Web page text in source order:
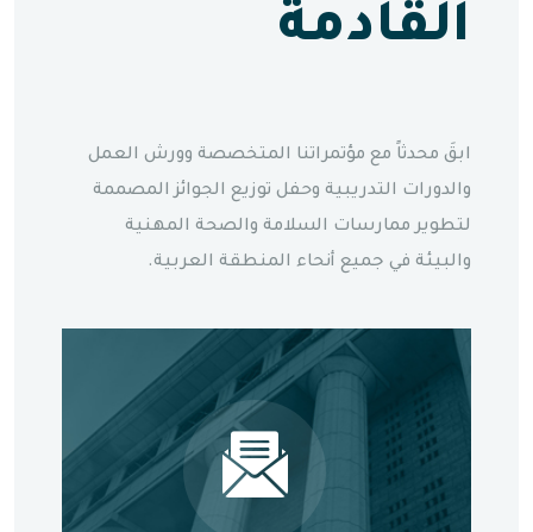
القادمة
ابقَ محدثاً مع مؤتمراتنا المتخصصة وورش العمل
والدورات التدريبية وحفل توزيع الجوائز المصممة
لتطوير ممارسات السلامة والصحة المهنية
والبيئة في جميع أنحاء المنطقة العربية.